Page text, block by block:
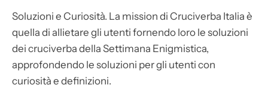
Soluzioni e Curiosità. La mission di Cruciverba Italia è
quella di allietare gli utenti fornendo loro le soluzioni
dei cruciverba della Settimana Enigmistica,
approfondendo le soluzioni per gli utenti con
curiosità e definizioni.